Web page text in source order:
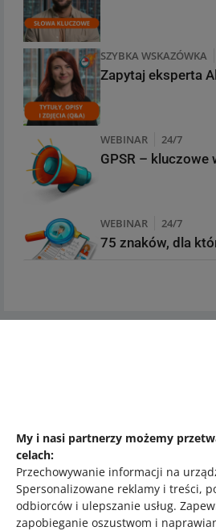
My i nasi partnerzy możemy
celach:
Przechowywanie informacji na
Spersonalizowane reklamy i treści,
odbiorców i ulepszanie usług.
zapobieganie oszustwom i
SZYBKA WSKAZÓWKA
Zapytaj eksperta
WEBINAR 24/7
GPSR –
WEBINAR 24/7
75 znaków, dla
023: Sprzedaż w
PODCAST
026: Twój